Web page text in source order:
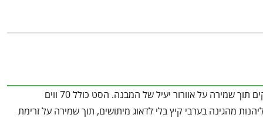
Canopia
סט הרשתות המקורי לגזיבו Dallas 4.3×4.9 מספק כיסוי מלא לגזיבו, ומגן מפני חרקים תוך שמירה על אוורור יעיל של המבנה. הסט כולל 70 ווים
מהגינה בערבי קיץ בלי לדאוג מיתושים, תוך שמירה על זרימת